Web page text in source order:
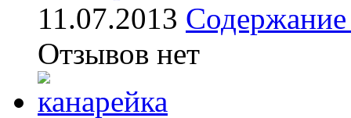
11.07.2013 Содержание
Отзывов нет